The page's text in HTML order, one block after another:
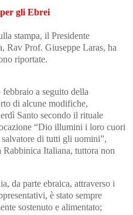
gli Ebrei
stampa, il Presidente
Rav Prof. Giuseppe Laras, ha
riportate.
a seguito della
di alcune modifiche,
Santo secondo il rituale
“Dio illumini i loro cuori
di tutti gli uomini”,
Rabbinica Italiana, tuttora non
da parte ebraica, attraverso i
è stato sempre
sostenuto e alimentato;